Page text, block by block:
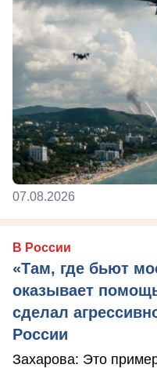
07.08.2026
В России
«Там, где бьют
оказывает
сделал
России
Захарова: Это